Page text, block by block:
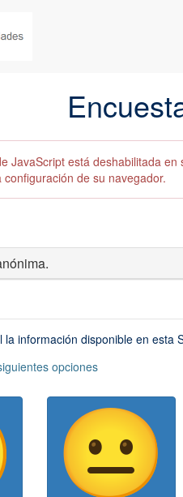
JavaScript está deshabilitada
configuración de su navegador.
información disponible en esta
opciones